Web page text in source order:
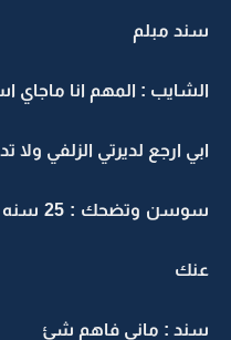
سند مبلم
الشايب : المهم انا ماجاي
ابي ارجع لديرتي الزلفي ولا
سوسن
عنك
سند : مانى فاهم شئ